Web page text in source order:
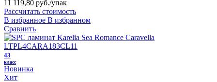
11 119,80 руб./упак
Рассчитать стоимость
В избранное В избранном
Сравнить
43
класс
Новинка
Хит